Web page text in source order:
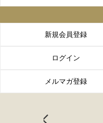
新規会員登録
ログイン
メルマガ登録